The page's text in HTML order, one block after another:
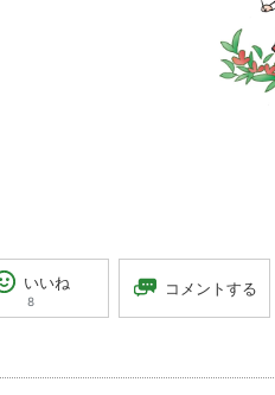
いいね
8
コメントする